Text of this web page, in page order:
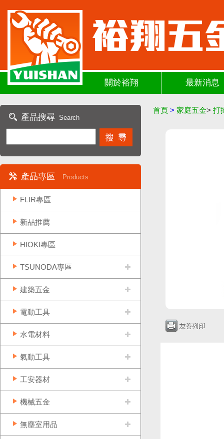
關於裕翔 最新消息
產品搜尋 Search
產品專區 Products
FLIR專區
新品推薦
HIOKI專區
TSUNODA專區
建築五金
電動工具
水電材料
氣動工具
工安器材
機械五金
無塵室用品
首頁 > 家庭五金> 打